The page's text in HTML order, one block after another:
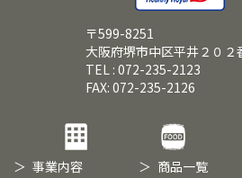
〒599-8251
大阪府堺市中区平井２０２
TEL : 072-235-2123
FAX: 072-235-2126
事業内容 商品一覧